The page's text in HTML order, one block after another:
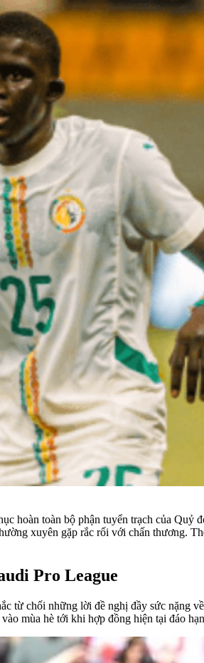
hoàn toàn bộ phận tuyển trạch của Quỷ
xuyên gặp rắc rối với chấn thương.
Pro League
từ chối những lời đề nghị đầy sức nặng
mùa hè tới khi hợp đồng hiện tại đáo